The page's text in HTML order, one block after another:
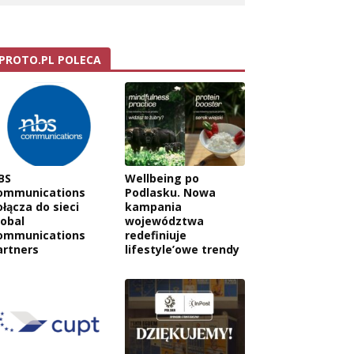
PROTO.PL POLECA
do sieci
Wellbeing po
Podlasku. Nowa
kampania
województwa
redefiniuje
lifestyle’owe trendy